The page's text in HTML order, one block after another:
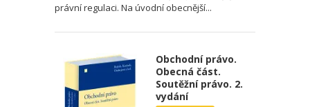
právní regulaci. Na úvodní obecnější...
Obchodní právo.
Obecná část.
Soutěžní právo. 2.
vydání